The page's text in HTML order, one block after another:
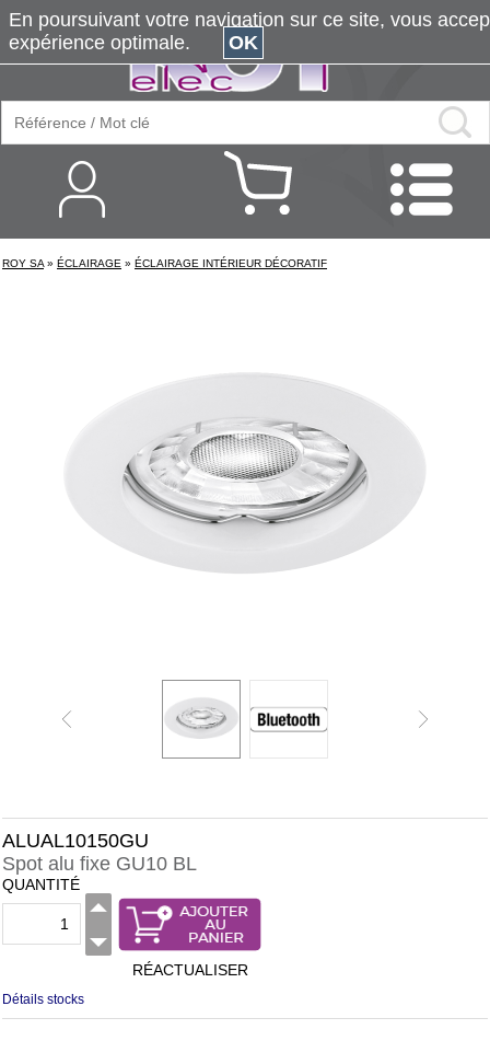
ROY SA » ÉCLAIRAGE » ÉCLAIRAGE INTÉRIEUR DÉCORATIF
ALUAL10150GU
Spot alu fixe GU10 BL
QUANTITÉ
RÉACTUALISER
Détails stocks
En poursuivant votre navigation sur ce site, vous
expérience optimale.
OK